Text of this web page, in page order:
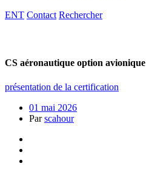
ENT Contact Rechercher
CS aéronautique option avionique
présentation de la certification
01 mai 2026
Parscahour